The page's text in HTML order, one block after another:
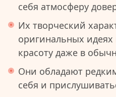
себя атмосферу
Их творческий
оригинальных
красоту даже в
Они обладают
себя и